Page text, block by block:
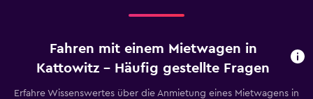
Fahren mit einem Mietwagen in
Kattowitz – Häufig gestellte Fragen
Erfahre Wissenswertes über die Anmietung eines Mietwagens in